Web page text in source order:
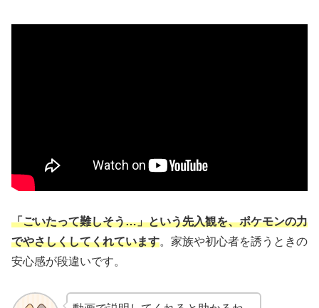
「ごいたって難しそう…」という先入観を、ポケモンの力
でやさしくしてくれています。家族や初心者を誘うときの
安心感が段違いです。